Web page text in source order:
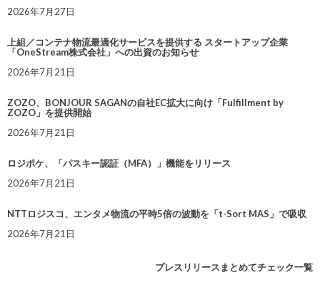
2026年7月27日
上組／コンテナ物流最適化サービスを提供する スタートアップ企業
「OneStream株式会社」への出資のお知らせ
2026年7月21日
ZOZO、BONJOUR SAGANの自社EC拡大に向け「Fulfillment by
ZOZO」を提供開始
2026年7月21日
ロジポケ、「パスキー認証（MFA）」機能をリリース
2026年7月21日
NTTロジスコ、エンタメ物流の平時5倍の波動を「t-Sort MAS」で吸収
2026年7月21日
プレスリリースまとめてチェック一覧